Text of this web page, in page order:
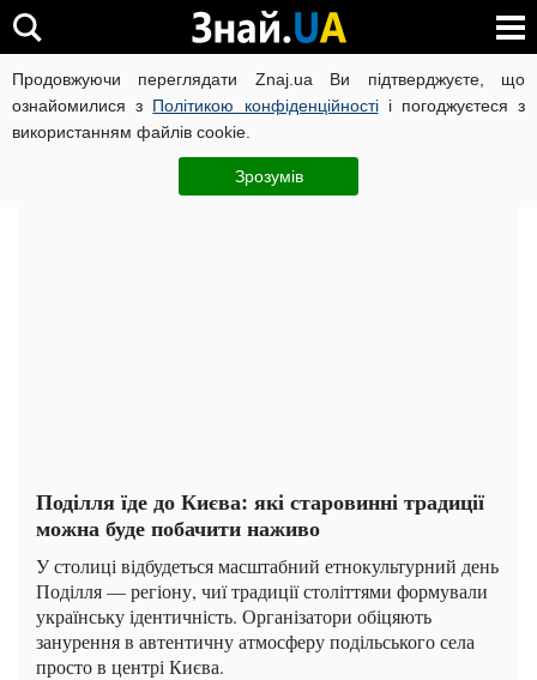
Продовжуючи переглядати Znaj.ua Ви підтверджуєте, що
ознайомилися з Політикою конфіденційностіі погоджуєтеся з
використанням файлів cookie.
Зрозумів
ВІЙНА РОСІЇ ПРОТИ УКРАЇНИ КОРОНАВІРУС В УКРАЇНІ
ЧИТАТЬ НА РУССКОМ
Поділля їде до Києва: які старовинні традиції
можна буде побачити наживо
У столиці відбудеться масштабний етнокультурний день
Поділля — регіону, чиї традиції століттями формували
українську ідентичність. Організатори обіцяють
занурення в автентичну атмосферу подільського села
просто в центрі Києва.